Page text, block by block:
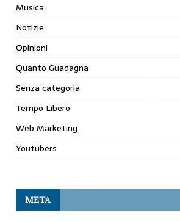
Musica
Notizie
Opinioni
Quanto Guadagna
Senza categoria
Tempo Libero
Web Marketing
Youtubers
META